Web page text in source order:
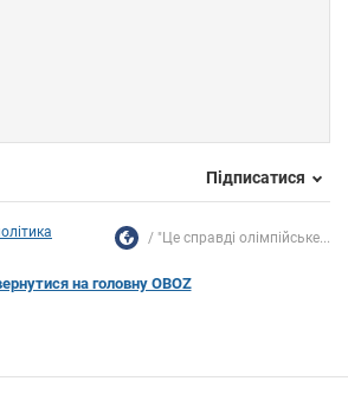
Підписатися
"Це справді олімпійське...
на головну OBOZ